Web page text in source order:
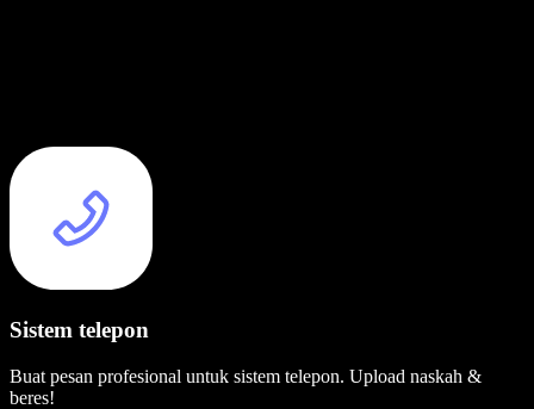
Sistem telepon
Buat pesan profesional untuk sistem telepon. Upload naskah &
beres!